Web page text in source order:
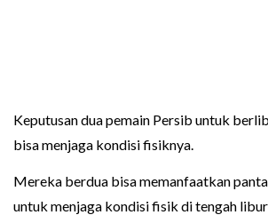
Keputusan dua pemain Persib untuk
bisa menjaga kondisi fisiknya.
Mereka berdua bisa memanfaatkan
untuk menjaga kondisi fisik di tengah